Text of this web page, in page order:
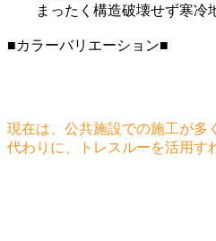
まったく構造破壊せず寒冷地
■カラーバリエーション■
現在は、公共施設での施工が多
代わりに、トレスルーを活用す